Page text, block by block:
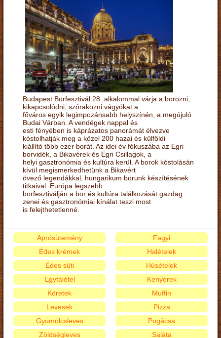
Budapest Borfesztivál 28. alkalommal várja a borozni,
kikapcsolódni, szórakozni vágyókat a
főváros egyik legimpozánsabb helyszínén, a megújuló
Budai Várban. A vendégek nappal és
esti fényében is káprázatos panorámát élvezve
kóstolhatják meg a közel 200 hazai és külföldi
kiállító több ezer borát. Az idei év fókuszába az Egri
borvidék, a Bikavérek és Egri Csillagok, a
helyi gasztronómia és kultúra kerül. A borok kóstolásán
kívül megismerkedhetünk a Bikavért
övező legendákkal, hungarikum borunk készítésének
titkaival. Európa legszebb
borfesztiválján a bor és kultúra találkozását gazdag
zenei és gasztronómiai kínálat teszi most
is felejthetetlenné.
Aprósütemény
Édes krémek
Édes süti
Egytálétel
Fagyi
Halételek
Húsételek
Kenyerek
Köretek
Levesek
Gyümölcsleves
Zöldségleves
Muffin
Pizza
Pogácsa
Saláta